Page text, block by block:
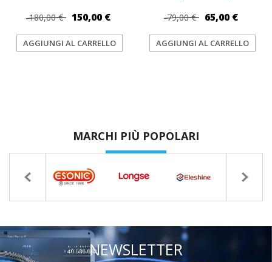
180,00 € 150,00 €
AGGIUNGI AL CARRELLO
79,00 € 65,00 €
AGGIUNGI AL CARRELLO
MARCHI PIÙ POPOLARI
NEWSLETTER